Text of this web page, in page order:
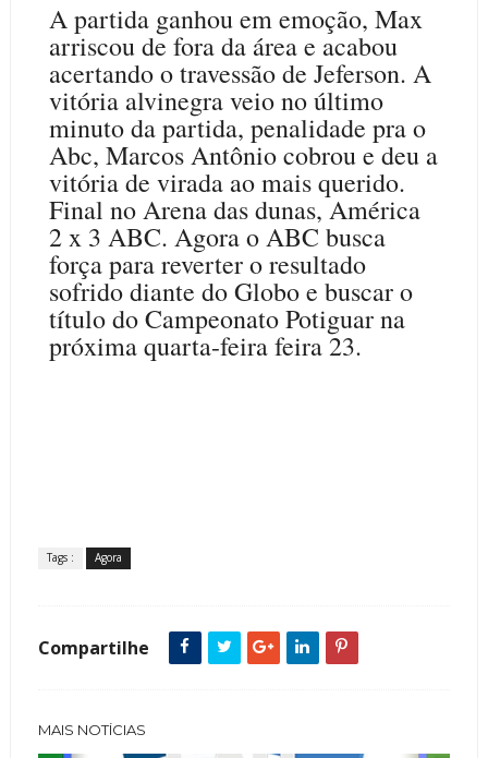
A partida ganhou em emoção, Max
arriscou de fora da área e acabou
acertando o travessão de Jeferson. A
vitória alvinegra veio no último
minuto da partida, penalidade pra o
Abc, Marcos Antônio cobrou e deu a
vitória de virada ao mais querido.
Final no Arena das dunas, América
2 x 3 ABC. Agora o ABC busca
força para reverter o resultado
sofrido diante do Globo e buscar o
título do Campeonato Potiguar na
próxima quarta-feira feira 23.
Tags : Agora
Compartilhe
MAIS NOTÍCIAS